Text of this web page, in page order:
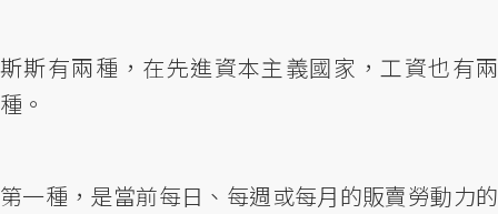
斯斯有兩種，在先進資本主義國家，工資也有兩
種。
第一種，是當前每日、每週或每月的販賣勞動力的